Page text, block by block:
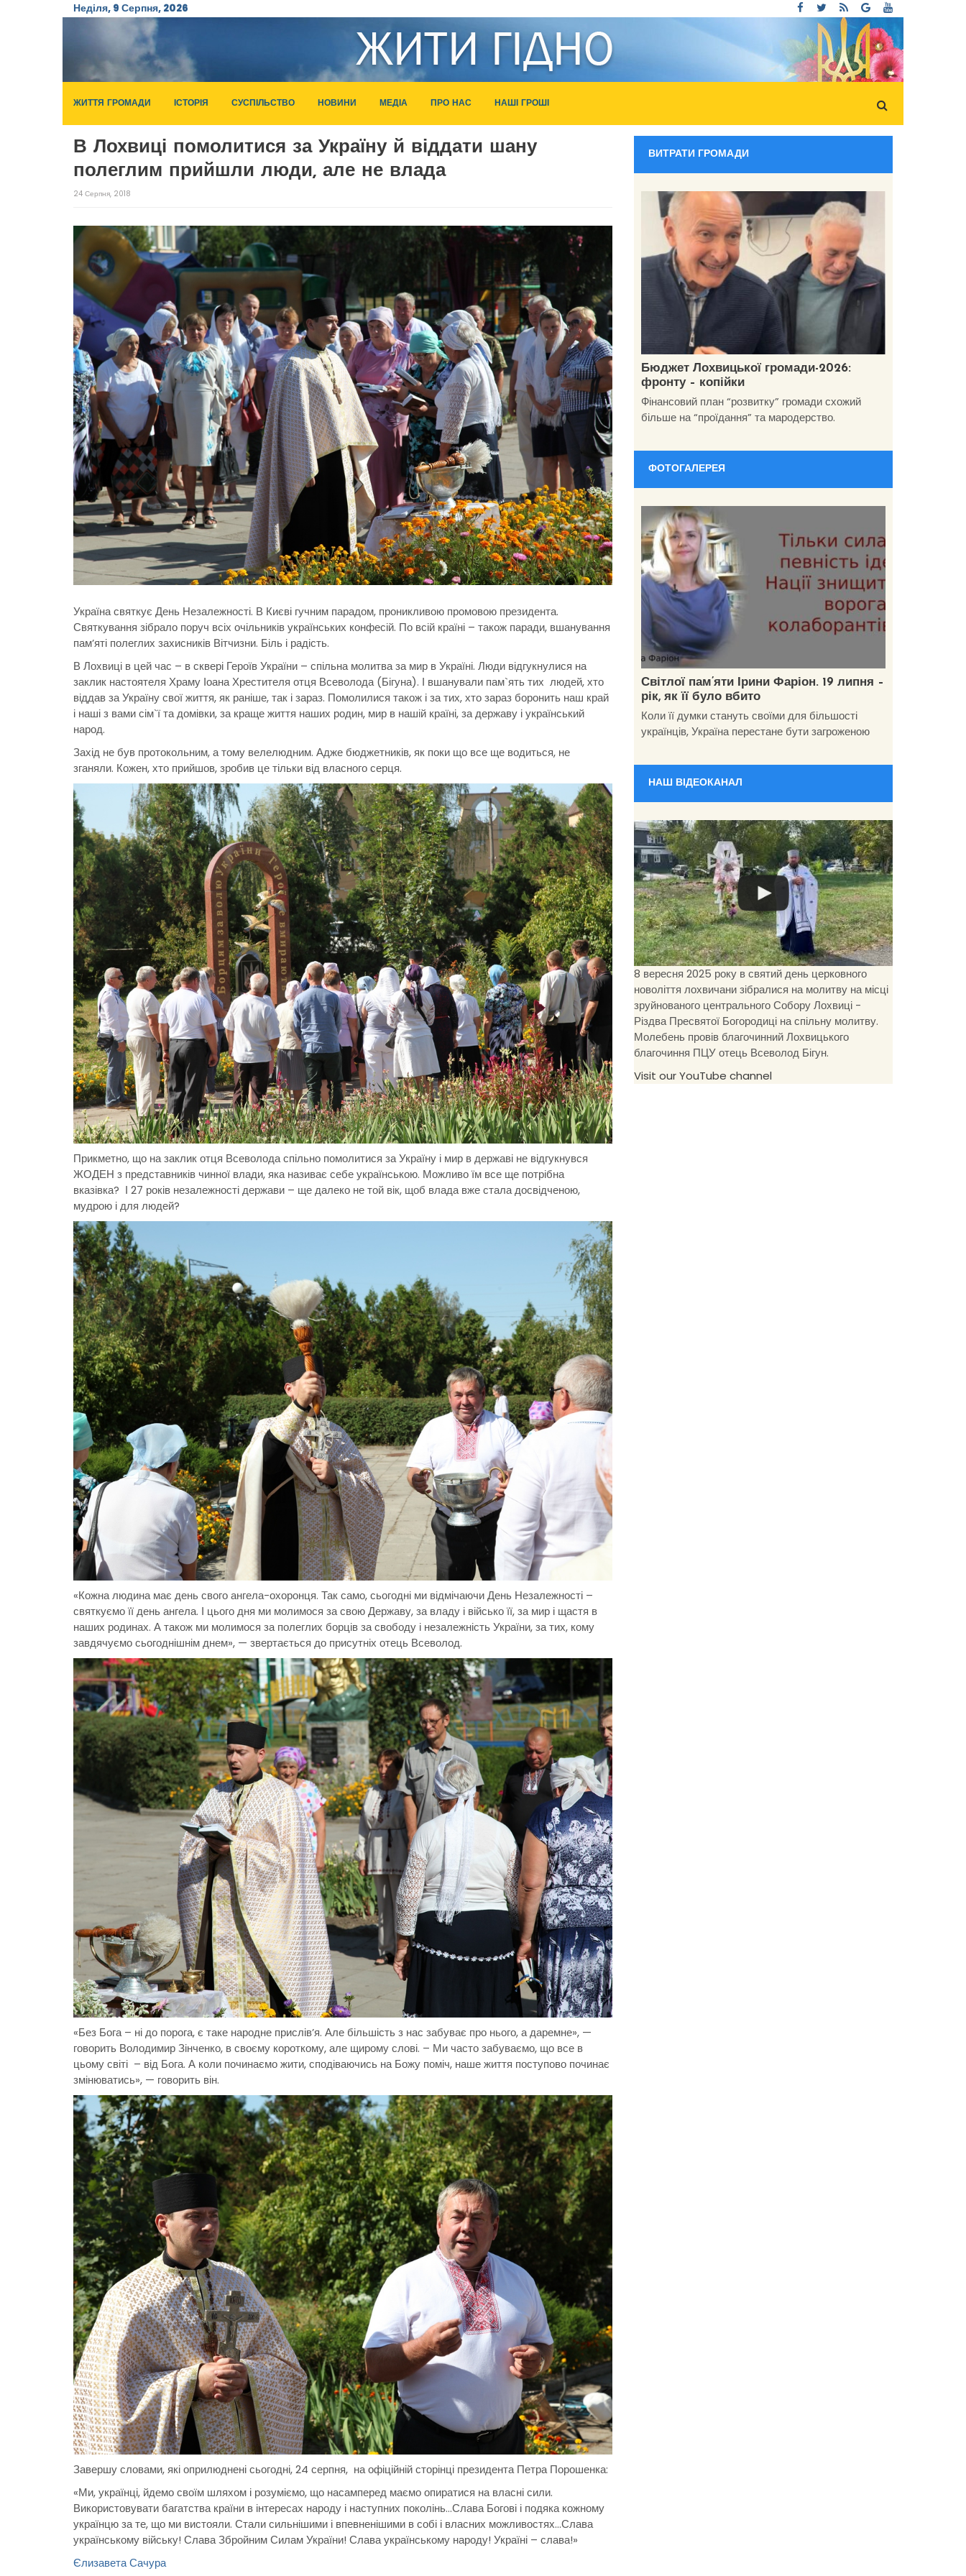
Неділя, 9 Серпня, 2026
ЖИТТЯ ГРОМАДИ ІСТОРІЯ СУСПІЛЬСТВО НОВИНИ МЕДІА ПРО НАС НАШІ ГРОШІ
В Лохвиці помолитися за Україну й віддати шану
полеглим прийшли люди, але не влада
24 Серпня, 2018
Україна святкує День Незалежності. В Києві гучним парадом, проникливою промовою президента.
Святкування зібрало поруч всіх очільників українських конфесій. По всій країні – також паради, вшанування
пам’яті полеглих захисників Вітчизни. Біль і радість.
В Лохвиці в цей час – в сквері Героїв України – спільна молитва за мир в Україні. Люди відгукнулися на
заклик настоятеля Храму Іоана Хрестителя отця Всеволода (Бігуна). І вшанували пам`ять тих людей, хто
віддав за Україну свої життя, як раніше, так і зараз. Помолилися також і за тих, хто зараз боронить наш край
і наші з вами сім`ї та домівки, за краще життя наших родин, мир в нашій країні, за державу і український
народ.
Захід не був протокольним, а тому велелюдним. Адже бюджетників, як поки що все ще водиться, не
зганяли. Кожен, хто прийшов, зробив це тільки від власного серця.
Прикметно, що на заклик отця Всеволода спільно помолитися за Україну і мир в державі не відгукнувся
ЖОДЕН з представників чинної влади, яка називає себе українською. Можливо їм все ще потрібна
вказівка? І 27 років незалежності держави – ще далеко не той вік, щоб влада вже стала досвідченою,
мудрою і для людей?
«Кожна людина має день свого ангела-охоронця. Так само, сьогодні ми відмічаючи День Незалежності –
святкуємо її день ангела. І цього дня ми молимося за свою Державу, за владу і військо її, за мир і щастя в
наших родинах. А також ми молимося за полеглих борців за свободу і незалежність України, за тих, кому
завдячуємо сьогоднішнім днем», — звертається до присутніх отець Всеволод.
«Без Бога – ні до порога, є таке народне прислів’я. Але більшість з нас забуває про нього, а даремне», —
говорить Володимир Зінченко, в своєму короткому, але щирому слові. – Ми часто забуваємо, що все в
цьому світі – від Бога. А коли починаємо жити, сподіваючись на Божу поміч, наше життя поступово починає
змінюватись», — говорить він.
Завершу словами, які оприлюднені сьогодні, 24 серпня, на офіційній сторінці президента Петра Порошенка:
«Ми, українці, йдемо своїм шляхом і розуміємо, що насамперед маємо опиратися на власні сили.
Використовувати багатства країни в інтересах народу і наступних поколінь…Слава Богові і подяка кожному
українцю за те, що ми вистояли. Стали сильнішими і впевненішими в собі і власних можливостях…Слава
українському війську! Слава Збройним Силам України! Слава українському народу! Україні – слава!»
Єлизавета Сачура
ВИТРАТИ ГРОМАДИ
Бюджет Лохвицької громади-2026:
фронту – копійки
Фінансовий план “розвитку” громади схожий
більше на “проїдання” та мародерство.
ФОТОГАЛЕРЕЯ
Світлої пам’яти Ірини Фаріон. 19 липня –
рік, як її було вбито
Коли її думки стануть своїми для більшості
українців, Україна перестане бути загроженою
НАШ ВІДЕОКАНАЛ
8 вересня 2025 року в святий день церковного
новоліття лохвичани зібралися на молитву на місці
зруйнованого центрального Собору Лохвиці -
Різдва Пресвятої Богородиці на спільну молитву.
Молебень провів благочинний Лохвицького
благочиння ПЦУ отець Всеволод Бігун.
Visit our YouTube channel